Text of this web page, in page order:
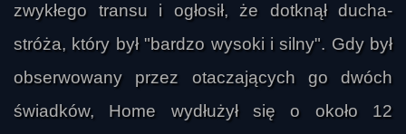
zwykłego transu i ogłosił, że dotknął ducha-
stróża, który był "bardzo wysoki i silny". Gdy był
obserwowany przez otaczających go dwóch
świadków, Home wydłużył się o około 12